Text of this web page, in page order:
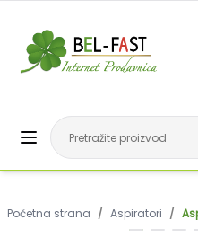
Početna strana / Aspiratori /